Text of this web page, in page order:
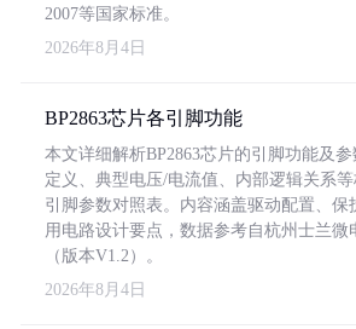
2007等国家标准。
2026年8月4日
BP2863芯片各引脚功能
本文详细解析BP2863芯片的引脚功能及
定义、典型电压/电流值、内部逻辑关系
引脚参数对照表。内容涵盖驱动配置、保
用电路设计要点，数据参考自杭州士兰微
（版本V1.2）。
2026年8月4日